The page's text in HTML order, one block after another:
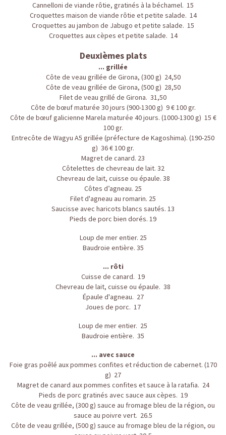
Cannelloni de viande rôtie, gratinés à la béchamel. 15
Croquettes maison de viande rôtie et petite salade. 14
Croquettes au jambon de Jabugo et petite salade. 15
Croquettes aux cèpes et petite salade. 14
Deuxièmes plats
... grillée
Côte de veau grillée de Girona, (300 g) 24,50
Côte de veau grillée de Girona, (500 g) 28,50
Filet de veau grillé de Girona. 31,50
Côte de bœuf maturée 30 jours (900-1300 g) 9 € 100 gr.
Côte de bœuf galicienne Marela maturée 40 jours. (1000-1300 g) 15 €
100 gr.
Entrecôte de Wagyu A5 grillée (préfecture de Kagoshima). (190-250
g) 36 € 100 gr.
Magret de canard. 23
Côtelettes de chevreau de lait. 32
Chevreau de lait, cuisse ou épaule. 38
Côtes d’agneau. 25
Filet d'agneau au romarin. 25
Saucisse avec haricots blancs sautés. 13
Pieds de porc bien dorés. 19
Loup de mer entier. 25
Baudroie entière. 35
... rôti
Cuisse de canard. 19
Chevreau de lait, cuisse ou épaule. 38
Épaule d'agneau. 27
Joues de porc. 17
Loup de mer entier. 25
Baudroie entière. 35
... avec sauce
Foie gras poêlé aux pommes confites et réduction de cabernet. (170
g) 27
Magret de canard aux pommes confites et sauce à la ratafia. 24
Pieds de porc gratinés avec sauce aux cèpes. 19
Côte de veau grillée, (300 g) sauce au fromage bleu de la région, ou
sauce au poivre vert. 26.5
Côte de veau grillée, (500 g) sauce au fromage bleu de la région, ou